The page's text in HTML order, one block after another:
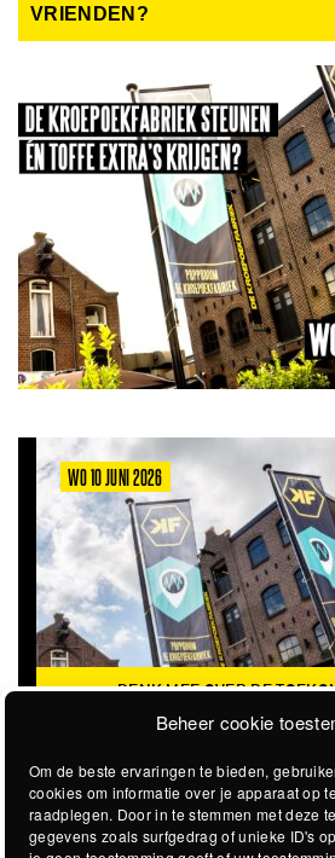
Beheer cookie
Om de beste ervaringen te bieden,
cookies om informatie over je apparaat op
raadplegen. Door in te stemmen met deze
gegevens zoals surfgedrag of unieke ID's
VRIENDEN?
WO 10 JUNI 2026
DENK MEE OVER DE